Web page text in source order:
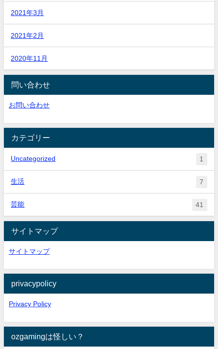
2021年3月
2021年2月
2020年11月
問い合わせ
お問い合わせ
カテゴリー
Uncategorized 1
生活 7
芸能 41
サイトマップ
サイトマップ
privacypolicy
Privacy Policy
ozgamingは怪しい？